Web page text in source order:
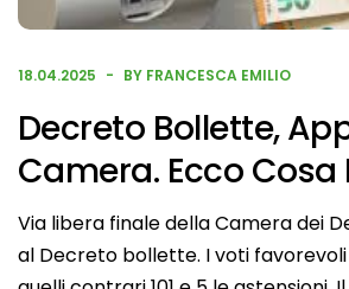
18.04.2025 BY FRANCESCA EMILIO
Decreto Bollette,
Camera. Ecco Cosa
Via libera finale della Camera dei
al Decreto bollette. I voti favorevoli